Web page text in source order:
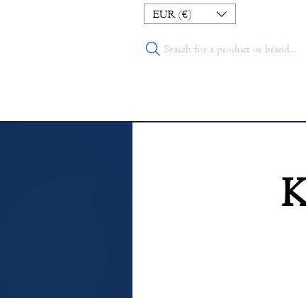
EUR (€)
Search for a product or brand...